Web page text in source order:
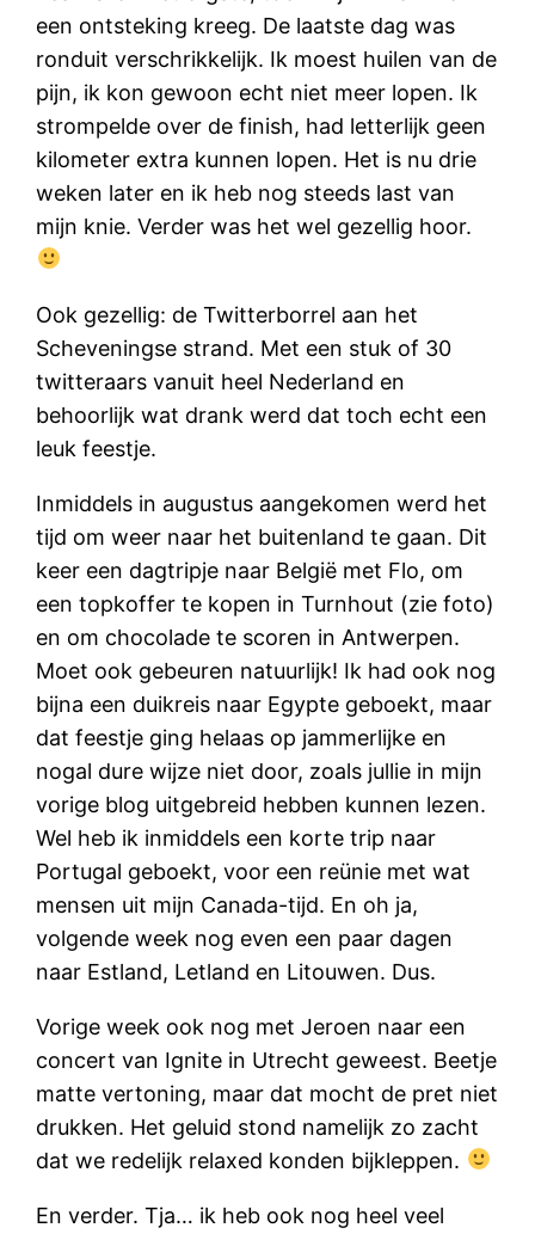
een ontsteking kreeg. De laatste dag was
ronduit verschrikkelijk. Ik moest huilen van de
pijn, ik kon gewoon echt niet meer lopen. Ik
strompelde over de finish, had letterlijk geen
kilometer extra kunnen lopen. Het is nu drie
weken later en ik heb nog steeds last van
mijn knie. Verder was het wel gezellig hoor.
Ook gezellig: de Twitterborrel aan het
Scheveningse strand. Met een stuk of 30
twitteraars vanuit heel Nederland en
behoorlijk wat drank werd dat toch echt een
leuk feestje.
Inmiddels in augustus aangekomen werd het
tijd om weer naar het buitenland te gaan. Dit
keer een dagtripje naar België met Flo, om
een topkoffer te kopen in Turnhout (zie foto)
en om chocolade te scoren in Antwerpen.
Moet ook gebeuren natuurlijk! Ik had ook nog
bijna een duikreis naar Egypte geboekt, maar
dat feestje ging helaas op jammerlijke en
nogal dure wijze niet door, zoals jullie in mijn
vorige blog uitgebreid hebben kunnen lezen.
Wel heb ik inmiddels een korte trip naar
Portugal geboekt, voor een reünie met wat
mensen uit mijn Canada-tijd. En oh ja,
volgende week nog even een paar dagen
naar Estland, Letland en Litouwen. Dus.
Vorige week ook nog met Jeroen naar een
concert van Ignite in Utrecht geweest. Beetje
matte vertoning, maar dat mocht de pret niet
drukken. Het geluid stond namelijk zo zacht
dat we redelijk relaxed konden bijkleppen.
En verder. Tja… ik heb ook nog heel veel